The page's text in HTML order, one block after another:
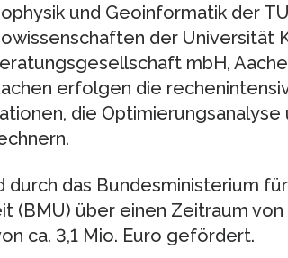
und Geoinformatik der
der Universität
mbH,
erfolgen die
die Optimierungsanalyse
durch das Bundesministerium
(BMU) über einen Zeitraum
ca. 3,1 Mio. Euro gefördert.